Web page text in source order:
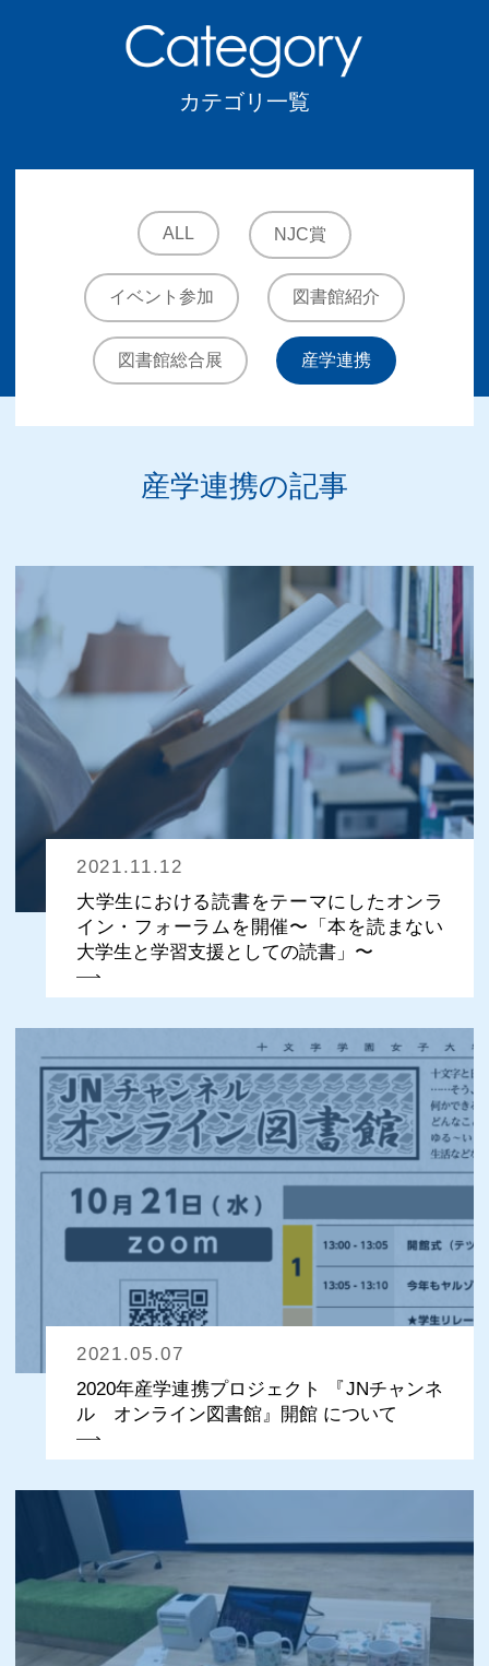
カテゴリ一覧
ALL NJC賞
イベント参加 図書館紹介
図書館総合展 産学連携
産学連携の記事
2021.11.12
大学生における読書をテーマにしたオンラ
イン・フォーラムを開催〜「本を読まない
大学生と学習支援としての読書」〜
2021.05.07
2020年産学連携プロジェクト 『JNチャンネ
ル オンライン図書館』開館 について